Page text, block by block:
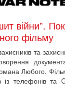
війни”.
фільму
та
Любого.
із телефонів та